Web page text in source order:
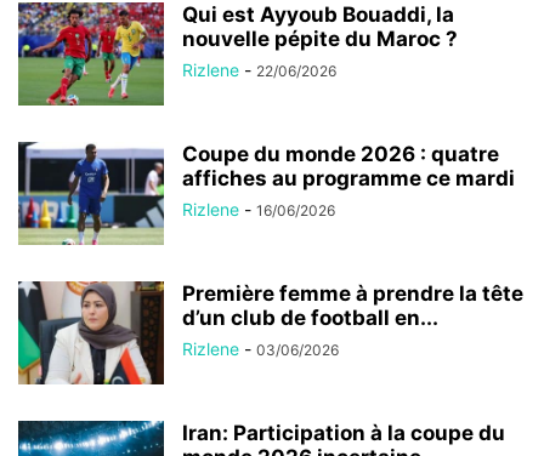
Qui est Ayyoub Bouaddi, la
nouvelle pépite du Maroc ?
Rizlene - 22/06/2026
Coupe du monde 2026 : quatre
affiches au programme ce mardi
Rizlene - 16/06/2026
Première femme à prendre la tête
d’un club de football en...
Rizlene - 03/06/2026
Iran: Participation à la coupe du